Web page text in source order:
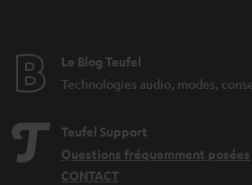
Le Blog Teufel
Technologies audio, modes,
Teufel Support
Questions fréquemment posées
CONTACT